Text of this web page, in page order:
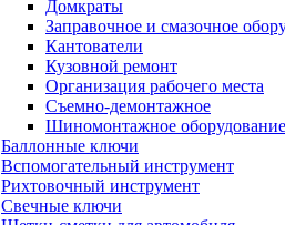
Домкраты
Заправочное и смазочное
Кантователи
Кузовной ремонт
Организация рабочего места
Съемно-демонтажное
Шиномонтажное оборудование
Баллонные ключи
Вспомогательный инструмент
Рихтовочный инструмент
Свечные ключи